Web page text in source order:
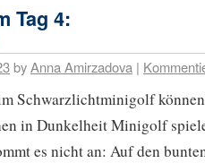
Tag 4:
byAnna Amirzadova |
Schwarzlichtminigolf
in Dunkelheit Minigolf
es nicht an: Auf den